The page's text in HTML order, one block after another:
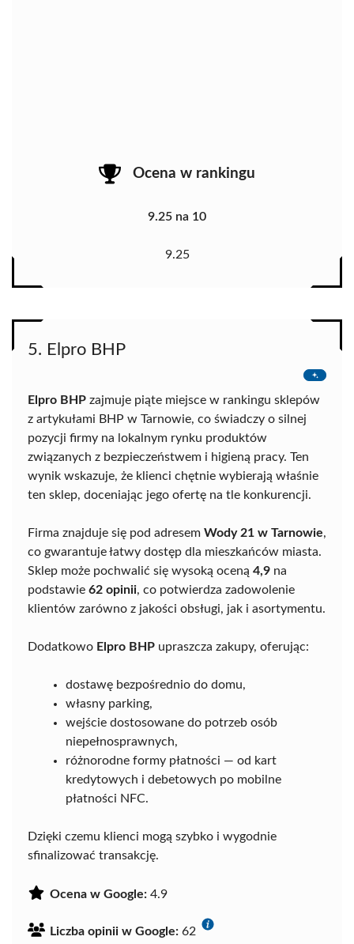
Ocena w rankingu
9.25 na 10
9.25
5. Elpro BHP
Elpro BHP zajmuje piąte miejsce w rankingu sklepów
z artykułami BHP w Tarnowie, co świadczy o silnej
pozycji firmy na lokalnym rynku produktów
związanych z bezpieczeństwem i higieną pracy. Ten
wynik wskazuje, że klienci chętnie wybierają właśnie
ten sklep, doceniając jego ofertę na tle konkurencji.
Firma znajduje się pod adresem Wody 21 w Tarnowie,
co gwarantuje łatwy dostęp dla mieszkańców miasta.
Sklep może pochwalić się wysoką oceną 4,9 na
podstawie 62 opinii, co potwierdza zadowolenie
klientów zarówno z jakości obsługi, jak i asortymentu.
Dodatkowo Elpro BHP upraszcza zakupy, oferując:
dostawę bezpośrednio do domu,
własny parking,
wejście dostosowane do potrzeb osób
niepełnosprawnych,
różnorodne formy płatności — od kart
kredytowych i debetowych po mobilne
płatności NFC.
Dzięki czemu klienci mogą szybko i wygodnie
sfinalizować transakcję.
Ocena w Google: 4.9
Liczba opinii w Google: 62